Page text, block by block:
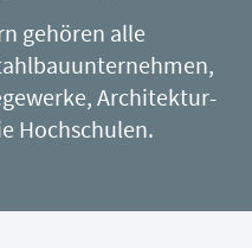
gehören alle
Architektur-
Hochschulen.